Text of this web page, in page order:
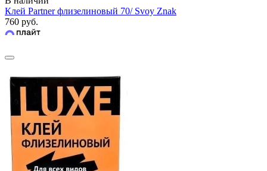
Клей Partner флизелиновый 70/ Svoy Znak
760 руб.